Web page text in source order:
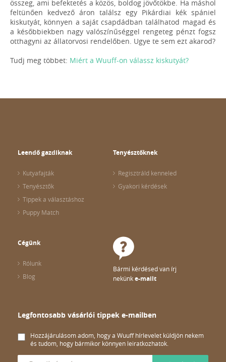
összeg, ami befektetés a közös, boldog jövőtökbe. Ha máshol
feltünően kedvező áron találsz egy Pikárdiai kék spániel
kiskutyát, könnyen a saját csapdádban találhatod magad és
a későbbiekben nagy valószínűséggel rengeteg pénzt fogsz
otthagyni az állatorvosi rendelőben. Ugye te sem ezt akarod?
Tudj meg többet: Miért a Wuuff-on válassz kiskutyát?
Leendő gazdiknak
Kutyafajták
Tenyésztők
Tippek a választáshoz
Puppy Match
Tenyésztőknek
Regisztráld kenneled
Gyakori kérdések
Cégünk
Rólunk
Blog
Bármi kérdésed van írj
nekünke-mailt
Legfontosabb vásárlói tippek e-mailben
Hozzájárulásom adom, hogy a Wuuff hírlevelet küldjön nekem
és tudom, hogy bármikor könnyen leiratkozhatok.